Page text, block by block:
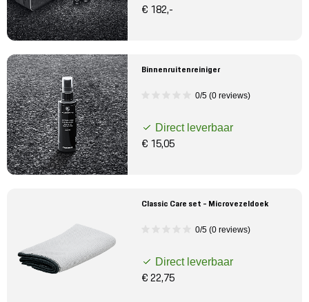
€ 182,-
Binnenruitenreiniger
0/5 (0 reviews)
Direct leverbaar
€ 15,05
Classic Care set - Microvezeldoek
0/5 (0 reviews)
Direct leverbaar
€ 22,75